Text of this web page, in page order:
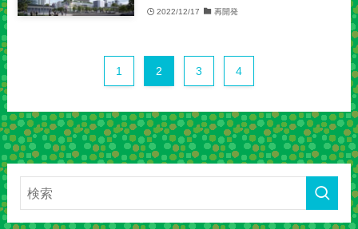
2022/12/17 再開発
1 2 3 4